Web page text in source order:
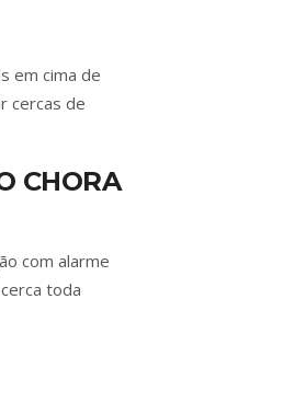
em cima de
cercas de
CHORA
com alarme
toda